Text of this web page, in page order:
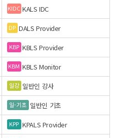
KIDC KALS IDC
DP DALS Provider
KBP KBLS Provider
KBM KBLS Monitor
일강 일반인 강사
일-기초 일반인 기초
KPP KPALS Provider